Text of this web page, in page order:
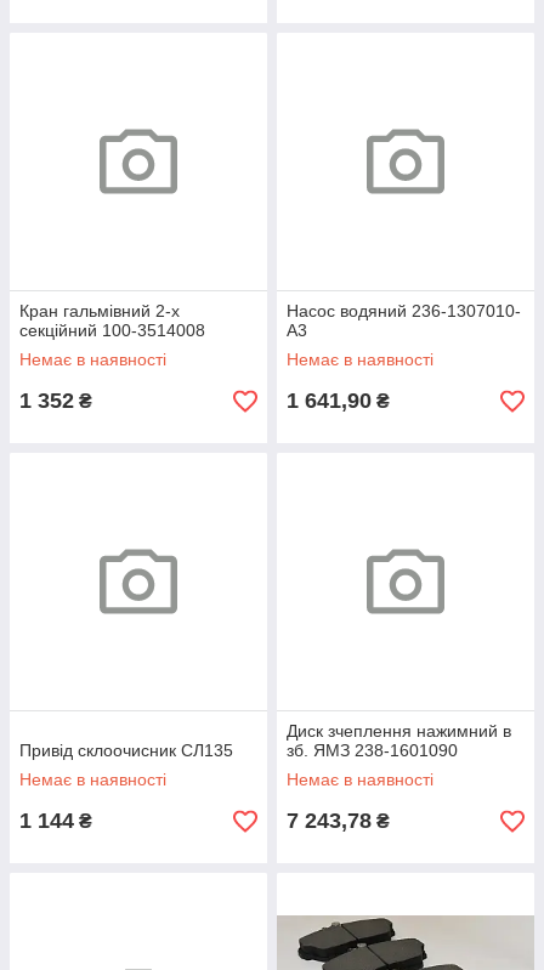
Кран гальмівний 2-х
секційний 100-3514008
Немає в наявності
1 352 ₴
Насос водяний 236-1307010-
А3
Немає в наявності
1 641,90 ₴
Привід склоочисник СЛ135
Немає в наявності
1 144 ₴
Диск зчеплення нажимний в
зб. ЯМЗ 238-1601090
Немає в наявності
7 243,78 ₴